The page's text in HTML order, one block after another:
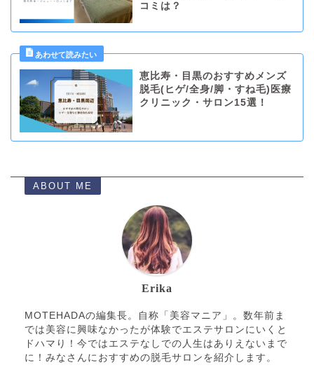
コミは？
恵比寿・目黒のおすすめメンズ
脱毛(ヒゲ/全身/脚・すね毛)医療
クリニック・サロン15選！
ABOUT ME
Erika
MOTEHADAの編集長。自称「美容マニア」。数年前ま
では美容に興味なかったが体験でエステサロンにいくと
ドハマり！今ではエステなしでの人生はありえないまで
に！みなさんにおすすめの脱毛サロンを紹介します。